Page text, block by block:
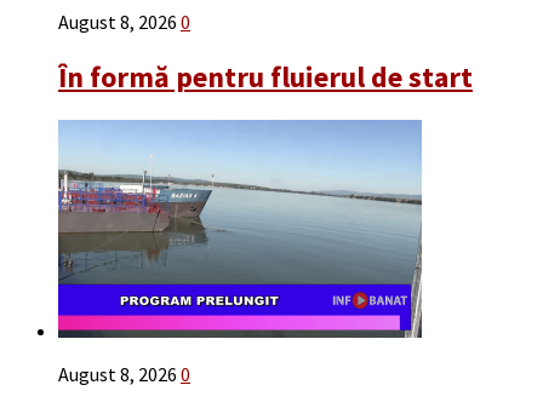
August 8, 2026 0
În formă pentru fluierul de start
August 8, 2026 0